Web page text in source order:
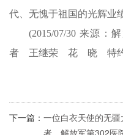
代、无愧于祖国的光辉业
(2015/07/30 来源
者 王继荣 花 晓 特约
下一篇： 一位白衣天使的无
者、解放军第302医